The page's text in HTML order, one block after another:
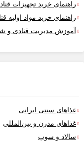
راهنمای خرید تجهیزات
راهنمای خرید مواد اولیه
آموزش مدیریت قنادی و
غذاهای سنتی ایرانی
غذاهای مدرن و بین‌المللی
سالاد و سوپ